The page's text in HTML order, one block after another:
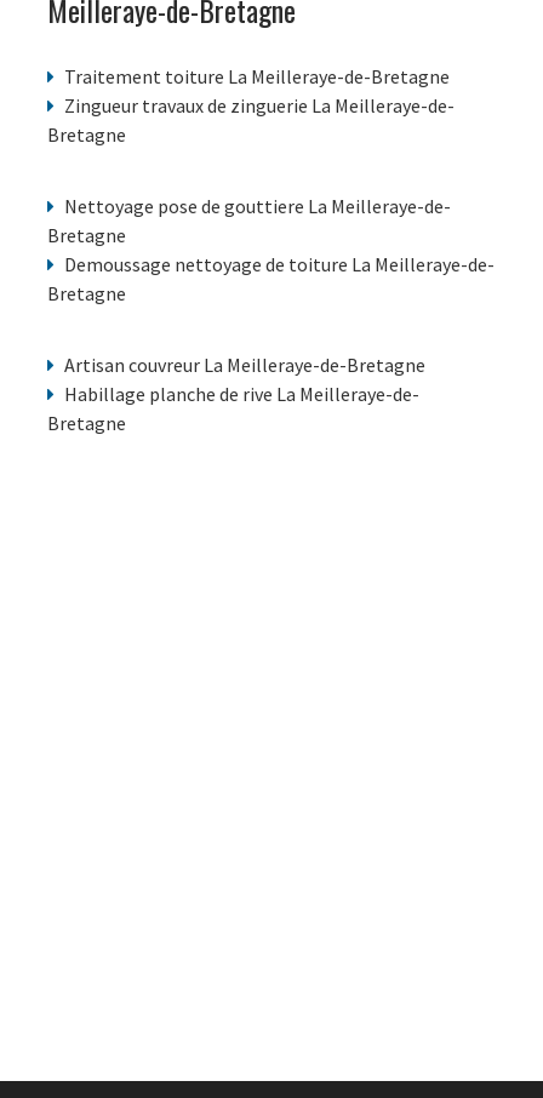
Meilleraye-de-Bretagne
Traitement toiture La Meilleraye-de-Bretagne
Zingueur travaux de zinguerie La Meilleraye-de-
Bretagne
Nettoyage pose de gouttiere La Meilleraye-de-
Bretagne
Demoussage nettoyage de toiture La Meilleraye-de-
Bretagne
Artisan couvreur La Meilleraye-de-Bretagne
Habillage planche de rive La Meilleraye-de-
Bretagne